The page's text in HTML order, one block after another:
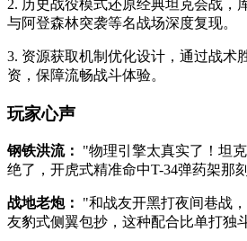
2. 历史战役模式还原经典坦克会战，
与阿登森林突袭等名战场深度复现。
3. 资源获取机制优化设计，通过战术
资，保障流畅战斗体验。
玩家心声
钢铁洪流：
"物理引擎太真实了！坦
绝了，开虎式精准命中T-34弹药架那
战地老炮：
"和战友开黑打夜间巷战
友豹式侧翼包抄，这种配合比单打独